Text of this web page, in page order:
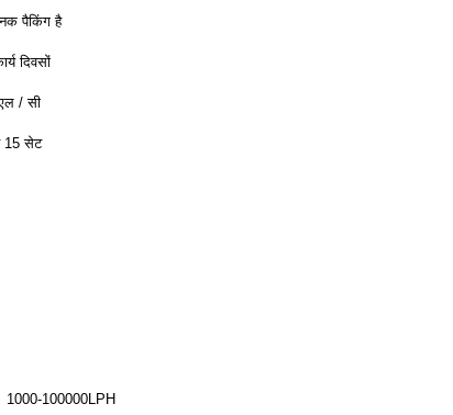
पैकिंग है
दिवसों
/ सी
15 सेट
1000-100000LPH